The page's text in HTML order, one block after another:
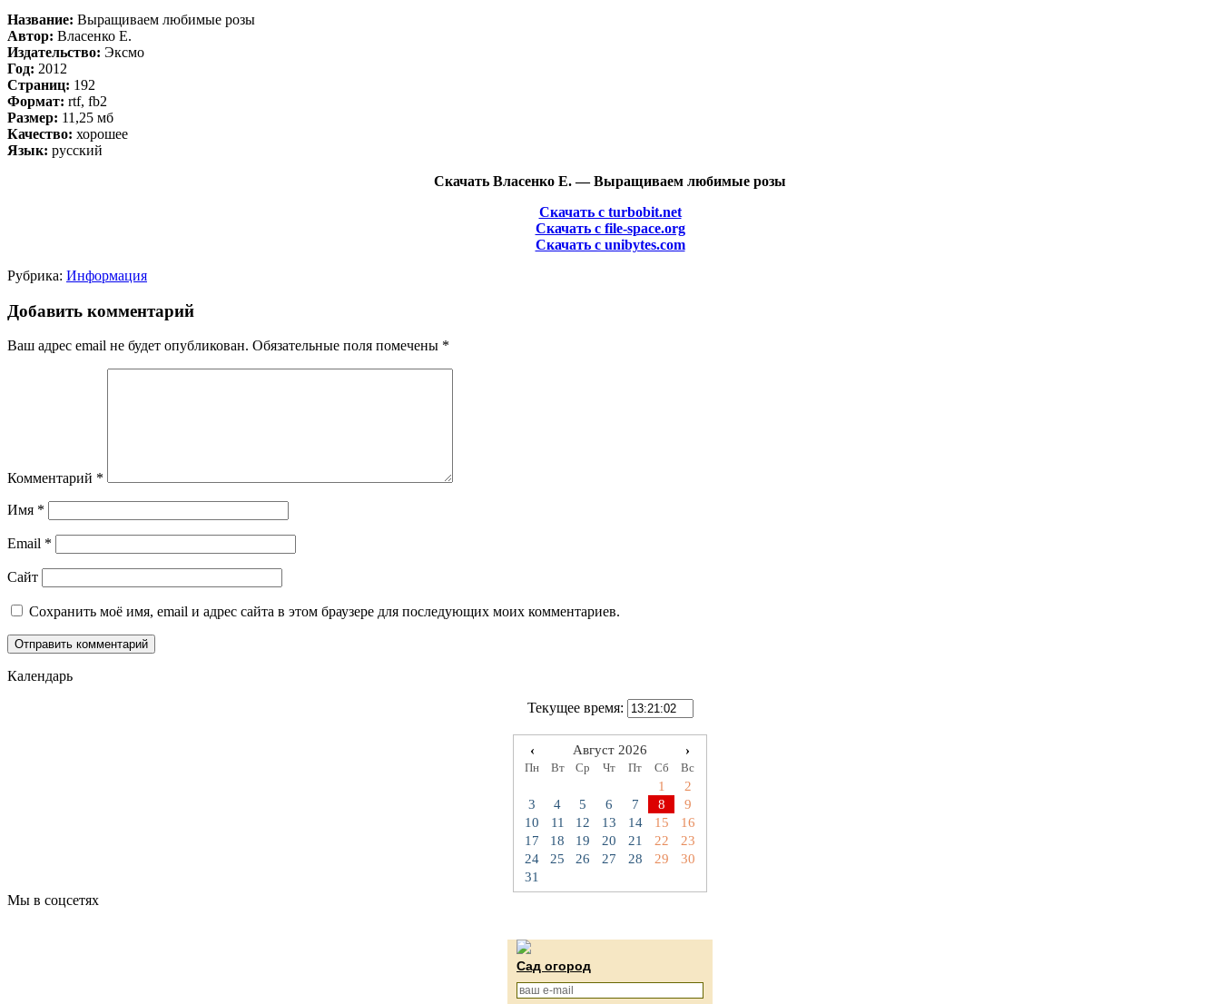
Название: Выращиваем любимые розы
Автор: Власенко Е.
Издательство: Эксмо
Год: 2012
Страниц: 192
Формат: rtf, fb2
Размер: 11,25 мб
Качество: хорошее
Язык: русский
Скачать Власенко Е. — Выращиваем любимые розы
Скачать с turbobit.net
Скачать с file-space.org
Скачать с unibytes.com
Рубрика: Информация
Добавить комментарий
Ваш адрес email не будет опубликован. Обязательные поля помечены *
Комментарий *
Имя *
Email *
Сайт
Сохранить моё имя, email и адрес сайта в этом браузере для последующих моих комментариев.
Календарь
Текущее время:
‹ Август 2026 ›
Пн Вт Ср Чт Пт Сб Вс
1
2
3
4 5 6 7 8
9
10
11 12 13 14 15
16
17
18 19 20 21 22
23
24
25 26 27 28 29
30
31
Мы в соцсетях
Сад огород